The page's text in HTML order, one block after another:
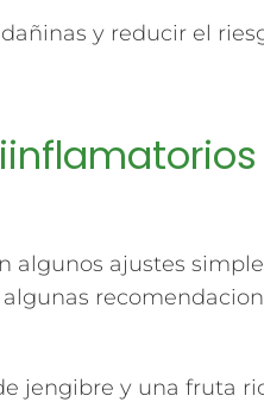
y reducir el
algunos ajustes
jengibre y una fruta